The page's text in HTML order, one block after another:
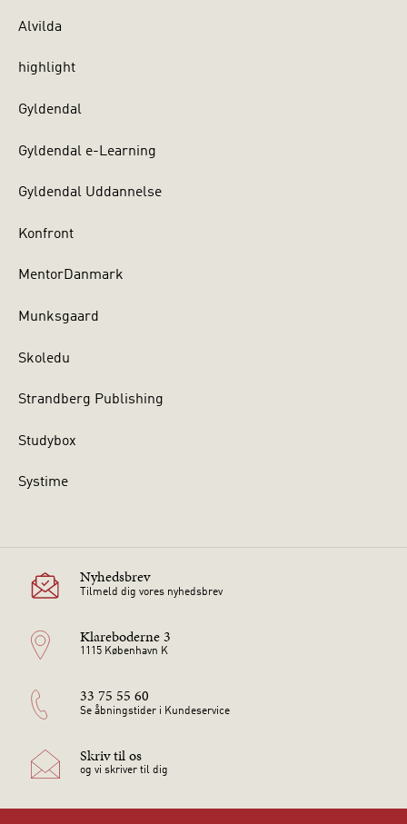
Alvilda
highlight
Gyldendal
Gyldendal e-Learning
Gyldendal Uddannelse
Konfront
MentorDanmark
Munksgaard
Skoledu
Strandberg Publishing
Studybox
Systime
Nyhedsbrev
Tilmeld dig vores nyhedsbrev
Klareboderne 3
1115 København K
33 75 55 60
Se åbningstider i Kundeservice
Skriv til os
og vi skriver til dig